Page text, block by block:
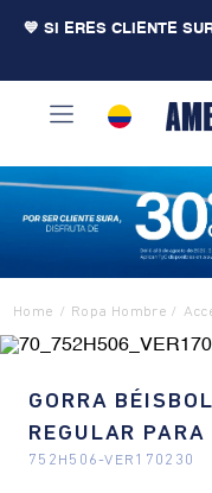
💙 SI ERES CLIENTE
Ropa Hombre
GORRA
REGULAR PARA
752H506-VER170230